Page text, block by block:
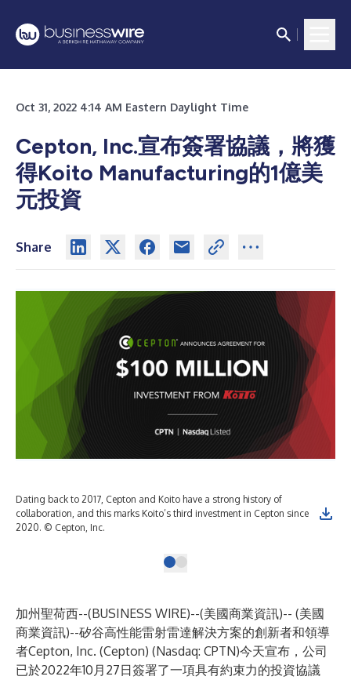
Oct 31, 2022 4:14 AM Eastern Daylight Time
Cepton, Inc.宣布簽署協議，將獲
得Koito Manufacturing的1億美
元投資
Share
Dating back to 2017, Cepton and Koito have a strong history of
collaboration, and this marks Koito’s third investment in Cepton since
2020. © Cepton, Inc.
加州聖荷西--(BUSINESS WIRE)--(美國商業資訊)-- (美國
商業資訊)--矽谷高性能雷射雷達解決方案的創新者和領導
者Cepton, Inc. (Cepton) (Nasdaq: CPTN)今天宣布，公司
已於2022年10月27日簽署了一項具有約束力的投資協議